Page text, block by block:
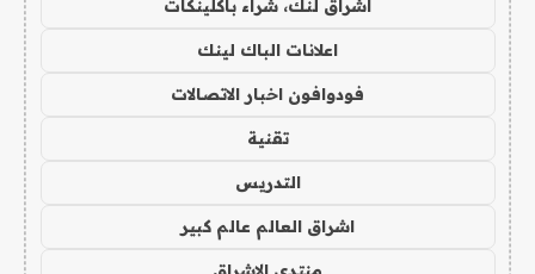
اشراق لنك، شراء باكلينكات
اعلانات الباك لينك
فودوافون اخبار الاتصالات
تقنية
التدريس
اشراق العالم عالم كبير